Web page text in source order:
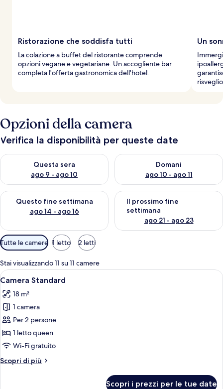
Ristorazione che soddisfa tutti
La colazione a buffet del ristorante comprende
opzioni vegane e vegetariane. Un accogliente bar
completa l'offerta gastronomica dell'hotel.
Un
Opzioni della camera
Verifica la disponibilità per queste date
Questa sera
ago 9 - ago 10
Verifica la disponibilità per questa sera, ago 9 - ago 10
Domani
ago 10 - ago 11
Verifica la disponibilità per
Questo fine settimana
ago 14 - ago 16
Verifica la disponibilità per questo fine settimana, ago 14 -
Il prossimo fine
settimana
ago 21 - ago 23
Verifica la disponibilità per il
Filtri
disponibili
per
le
camere
Tutte le camere 1 letto 2 letti
Stai visualizzando 11 su 11 camere
Apri
tutte
le
foto
per
Camera
Standard
Una camera da letto moderna con
6
Camera Standard
18 m²
1 camera
Per 2 persone
1 letto queen
Wi-Fi gratuito
Scopri di più
Altri
Scopri i prezzi per le tue date